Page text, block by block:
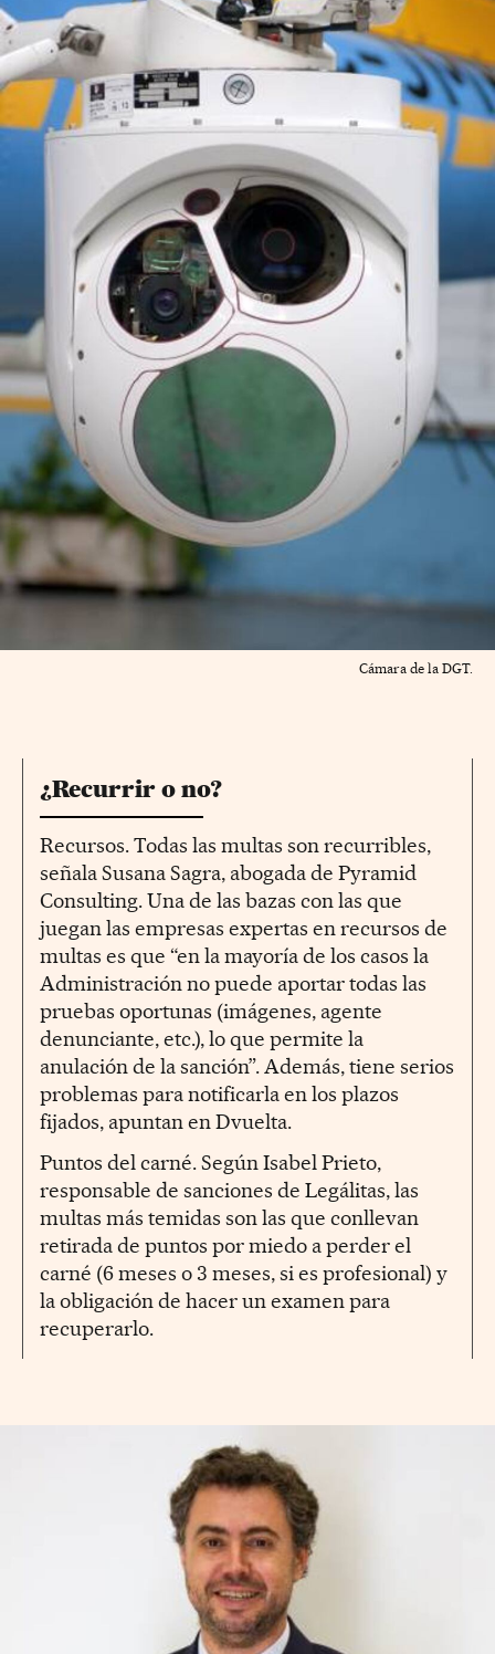
Cámara de la DGT.
¿Recurrir o no?
Recursos. Todas las multas son recurribles,
señala Susana Sagra, abogada de Pyramid
Consulting. Una de las bazas con las que
juegan las empresas expertas en recursos de
multas es que “en la mayoría de los casos la
Administración no puede aportar todas las
pruebas oportunas (imágenes, agente
denunciante, etc.), lo que permite la
anulación de la sanción”. Además, tiene serios
problemas para notificarla en los plazos
fijados, apuntan en Dvuelta.
Puntos del carné. Según Isabel Prieto,
responsable de sanciones de Legálitas, las
multas más temidas son las que conllevan
retirada de puntos por miedo a perder el
carné (6 meses o 3 meses, si es profesional) y
la obligación de hacer un examen para
recuperarlo.